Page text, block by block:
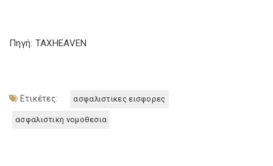
Πηγή: TAXHEAVEN
Ετικέτες: ασφαλιστικες εισφορες
ασφαλιστικη νομοθεσια